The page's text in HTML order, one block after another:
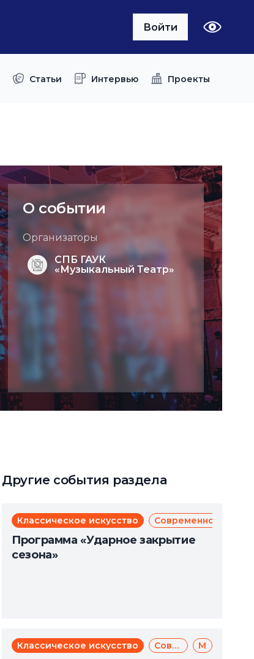
Войти
Статьи Интервью Проекты
О событии
Организаторы
СПБ ГАУК
«Музыкальный Театр»
Другие события раздела
Классическое искусство Современное
Программа «Ударное закрытие
сезона»
Классическое искусство Современное искусство Музыка